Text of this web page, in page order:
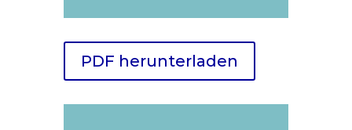
PDF herunterladen